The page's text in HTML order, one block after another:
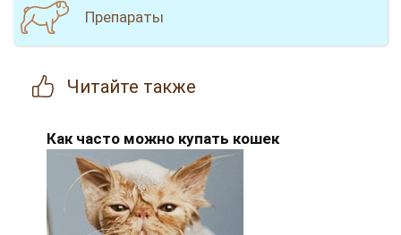
Препараты
Читайте также
Как часто можно купать кошек